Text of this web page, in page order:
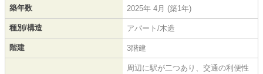
築年数 2025年 4月 (築1年)
種別/構造 アパート/木造
階建 3階建
周辺に駅が二つあり、交通の利便性